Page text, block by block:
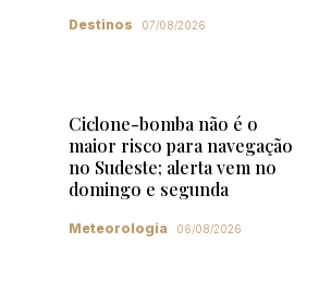
Destinos 07/08/2026
Ciclone-bomba não é o
maior risco para navegação
no Sudeste; alerta vem no
domingo e segunda
Meteorologia 06/08/2026